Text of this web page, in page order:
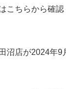
こちらから確
沼店が2024年9